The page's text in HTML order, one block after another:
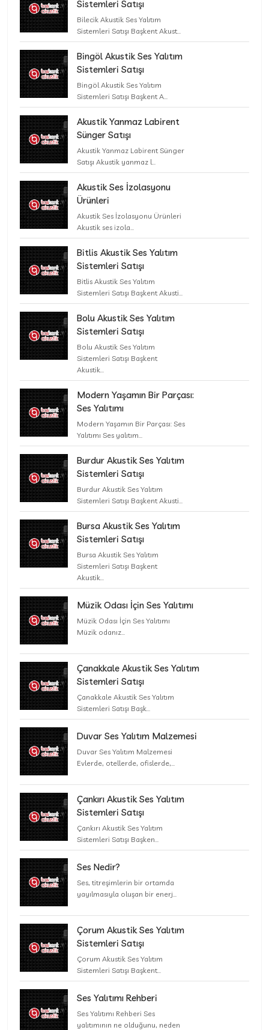
Sistemleri Satışı
Bilecik Akustik Ses Yalıtım
Sistemleri Satışı Başkent Akust...
Bingöl Akustik Ses Yalıtım
Sistemleri Satışı
Bingöl Akustik Ses Yalıtım
Sistemleri Satışı Başkent A...
Akustik Yanmaz Labirent
Sünger Satışı
Akustik Yanmaz Labirent Sünger
Satışı Akustik yanmaz l...
Akustik Ses İzolasyonu
Ürünleri
Akustik Ses İzolasyonu Ürünleri
Akustik ses izola...
Bitlis Akustik Ses Yalıtım
Sistemleri Satışı
Bitlis Akustik Ses Yalıtım
Sistemleri Satışı Başkent Akusti...
Bolu Akustik Ses Yalıtım
Sistemleri Satışı
Bolu Akustik Ses Yalıtım
Sistemleri Satışı Başkent
Akustik...
Modern Yaşamın Bir Parçası:
Ses Yalıtımı
Modern Yaşamın Bir Parçası: Ses
Yalıtımı Ses yalıtım...
Burdur Akustik Ses Yalıtım
Sistemleri Satışı
Burdur Akustik Ses Yalıtım
Sistemleri Satışı Başkent Akusti...
Bursa Akustik Ses Yalıtım
Sistemleri Satışı
Bursa Akustik Ses Yalıtım
Sistemleri Satışı Başkent
Akustik...
Müzik Odası İçin Ses Yalıtımı
Müzik Odası İçin Ses Yalıtımı
Müzik odanız...
Çanakkale Akustik Ses Yalıtım
Sistemleri Satışı
Çanakkale Akustik Ses Yalıtım
Sistemleri Satışı Başk...
Duvar Ses Yalıtım Malzemesi
Duvar Ses Yalıtım Malzemesi
Evlerde, otellerde, ofislerde,...
Çankırı Akustik Ses Yalıtım
Sistemleri Satışı
Çankırı Akustik Ses Yalıtım
Sistemleri Satışı Başken...
Ses Nedir?
Ses, titreşimlerin bir ortamda
yayılmasıyla oluşan bir enerj...
Çorum Akustik Ses Yalıtım
Sistemleri Satışı
Çorum Akustik Ses Yalıtım
Sistemleri Satışı Başkent...
Ses Yalıtımı Rehberi
Ses Yalıtımı Rehberi Ses
yalıtımının ne olduğunu, neden